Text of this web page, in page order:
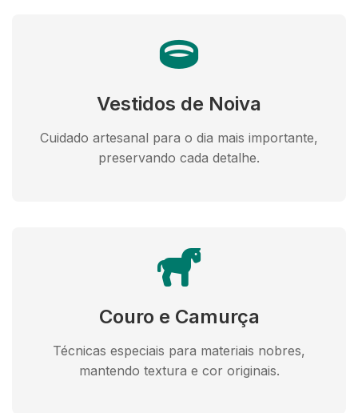
Vestidos de Noiva
Cuidado artesanal para o dia mais importante,
preservando cada detalhe.
Couro e Camurça
Técnicas especiais para materiais nobres,
mantendo textura e cor originais.